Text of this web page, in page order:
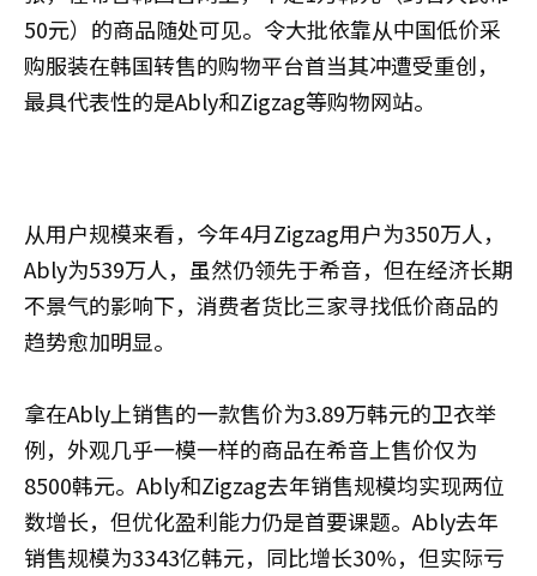
50元）的商品随处可见。令大批依靠从中国低价采
购服装在韩国转售的购物平台首当其冲遭受重创，
最具代表性的是Ably和Zigzag等购物网站。
从用户规模来看，今年4月Zigzag用户为350万人，
Ably为539万人，虽然仍领先于希音，但在经济长期
不景气的影响下，消费者货比三家寻找低价商品的
趋势愈加明显。
拿在Ably上销售的一款售价为3.89万韩元的卫衣举
例，外观几乎一模一样的商品在希音上售价仅为
8500韩元。Ably和Zigzag去年销售规模均实现两位
数增长，但优化盈利能力仍是首要课题。Ably去年
销售规模为3343亿韩元，同比增长30%，但实际亏